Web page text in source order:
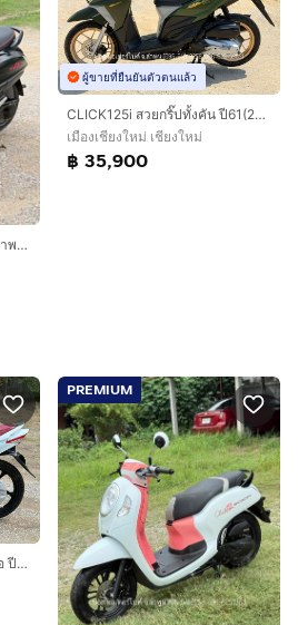
GRAND FILANO HYBRID สภาพสวยกริ๊ป จ้าวแรกมือเดียวออกห้าง ปี66(2023) ฟรีดาวน์ ออกรถ 0 บาท ไม่ค้ำ ผ่อนสบายๆ จร้า
ผู้ขายที่ยืนยันตัวตนแล้ว
CLICK125i สวยกริ๊ปทั้งคัน ปี61(2018) รถจ้าวแรกมือเดียว เครื่องดีมาก ภาษีต่อให้เต็ม ชุดโอนครบ
เมืองเชียงใหม่ เชียงใหม่
฿ 35,900
WAVE 125i ล้อแม็กซ์ สตาร์ทมือ ปี62(2019) รถสวย เครื่องดี ดาวน์ 7900 ไม่ค้ำ ผ่อนสบายๆ จร้า
PREMIUM